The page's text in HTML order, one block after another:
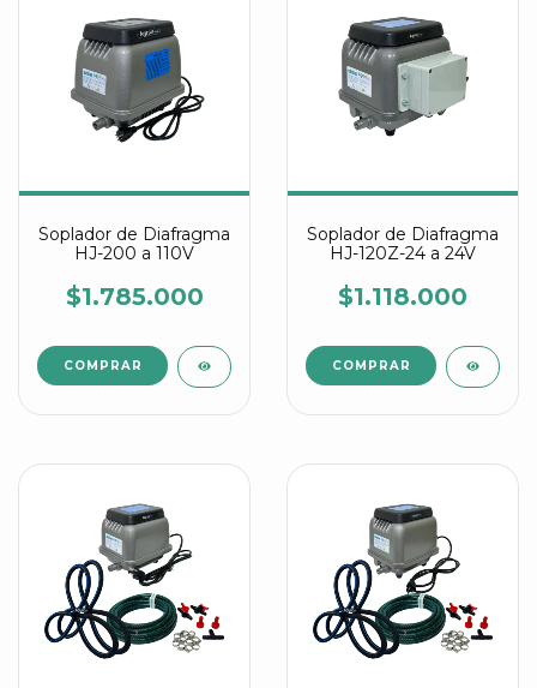
Soplador de Diafragma
HJ-200 a 110V
$1.785.000
Soplador de Diafragma
HJ-120Z-24 a 24V
$1.118.000